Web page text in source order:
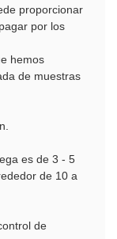
proporcionar
por los
hemos
de muestras
es de 3 - 5
de 10 a
de